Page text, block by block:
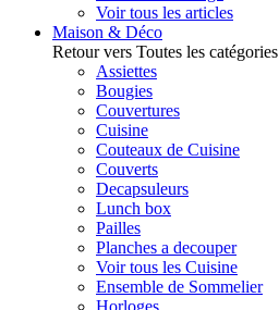
Voir tous les articles
Maison & Déco
Retour vers Toutes les catégories
Assiettes
Bougies
Couvertures
Cuisine
Couteaux de Cuisine
Couverts
Decapsuleurs
Lunch box
Pailles
Planches a decouper
Voir tous les Cuisine
Ensemble de Sommelier
Horloges